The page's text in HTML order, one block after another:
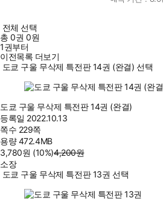
전체 선택
총0권 0원
1권부터
이전목록 더보기
도쿄 구울 무삭제 특전판 14권 (완결) 선택
도쿄 구울 무삭제 특전판 14권 (완결)
등록일 2022.10.13
쪽수 229쪽
용량472.4MB
3,780원 (10%)4,200원
소장
도쿄 구울 무삭제 특전판 13권 선택